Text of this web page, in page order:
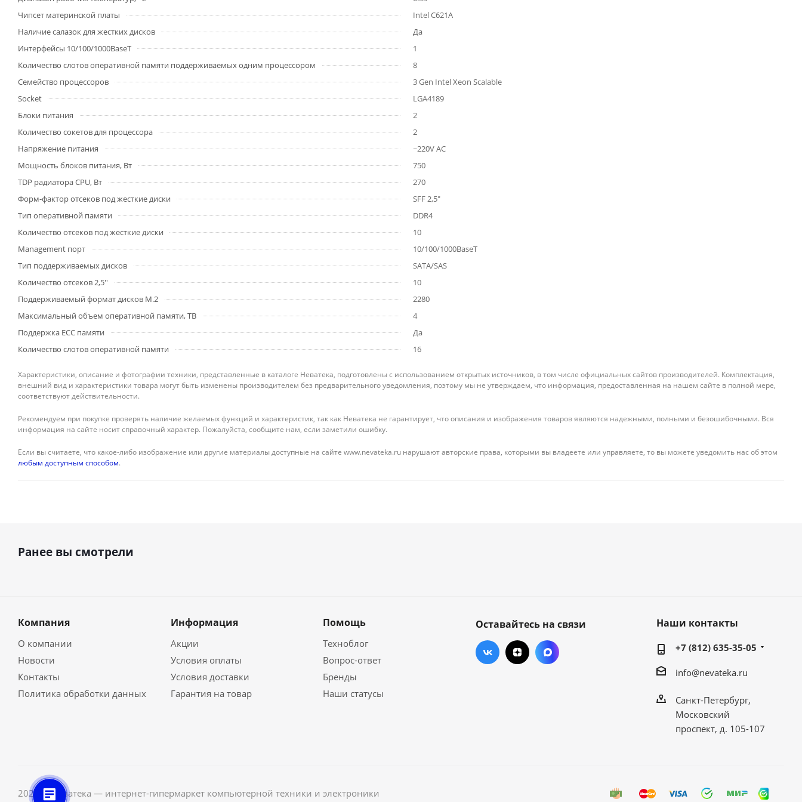
Чипсет материнской платы
Intel C621A
Наличие салазок для жестких дисков
Да
Интерфейсы 10/100/1000BaseT
1
Количество слотов оперативной памяти поддерживаемых одним процессором
8
Семейство процессоров
3 Gen Intel Xeon Scalable
Socket
LGA4189
Блоки питания
2
Количество сокетов для процессора
2
Напряжение питания
~220V AC
Мощность блоков питания, Вт
750
TDP радиатора CPU, Вт
270
Форм-фактор отсеков под жесткие диски
SFF 2,5"
Тип оперативной памяти
DDR4
Количество отсеков под жесткие диски
10
Management порт
10/100/1000BaseT
Тип поддерживаемых дисков
SATA/SAS
Количество отсеков 2,5''
10
Поддерживаемый формат дисков M.2
2280
Максимальный объем оперативной памяти, TB
4
Поддержка ECC памяти
Да
Количество слотов оперативной памяти
16
Характеристики, описание и фотографии техники, представленные в каталоге Неватека, подготовлены с использованием открытых источников, в том числе официальных сайтов производителей. Комплектация,
внешний вид и характеристики товара могут быть изменены производителем без предварительного уведомления, поэтому мы не утверждаем, что информация, предоставленная на нашем сайте в полной мере,
соответствуют действительности.
Рекомендуем при покупке проверять наличие желаемых функций и характеристик, так как Неватека не гарантирует, что описания и изображения товаров являются надежными, полными и безошибочными. Вся
информация на сайте носит справочный характер. Пожалуйста, сообщите нам, если заметили ошибку.
Если вы считаете, что какое-либо изображение или другие материалы доступные на сайте www.nevateka.ru нарушают авторские права, которыми вы владеете или управляете, то вы можете уведомить нас об этом
любым доступным способом.
Ранее вы смотрели
Компания
О компании
Новости
Контакты
Политика обработки данных
Информация
Акции
Условия оплаты
Условия доставки
Гарантия на товар
Помощь
Техноблог
Вопрос-ответ
Бренды
Наши статусы
Оставайтесь на связи Наши контакты
+7 (812) 635-35-05
info@nevateka.ru
Санкт-Петербург,
Московский
проспект, д. 105-107
2026 © Неватека — интернет-гипермаркет компьютерной техники и электроники